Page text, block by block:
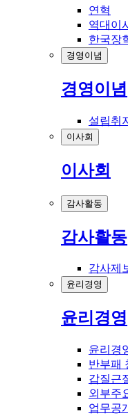
연혁
역대이
한국장
경영이념
경영이념
설립취지
이사회
이사회
감사활동
감사활동
감사제
윤리경영
윤리경영
윤리경
반부패
갑질근
외부주
업무공